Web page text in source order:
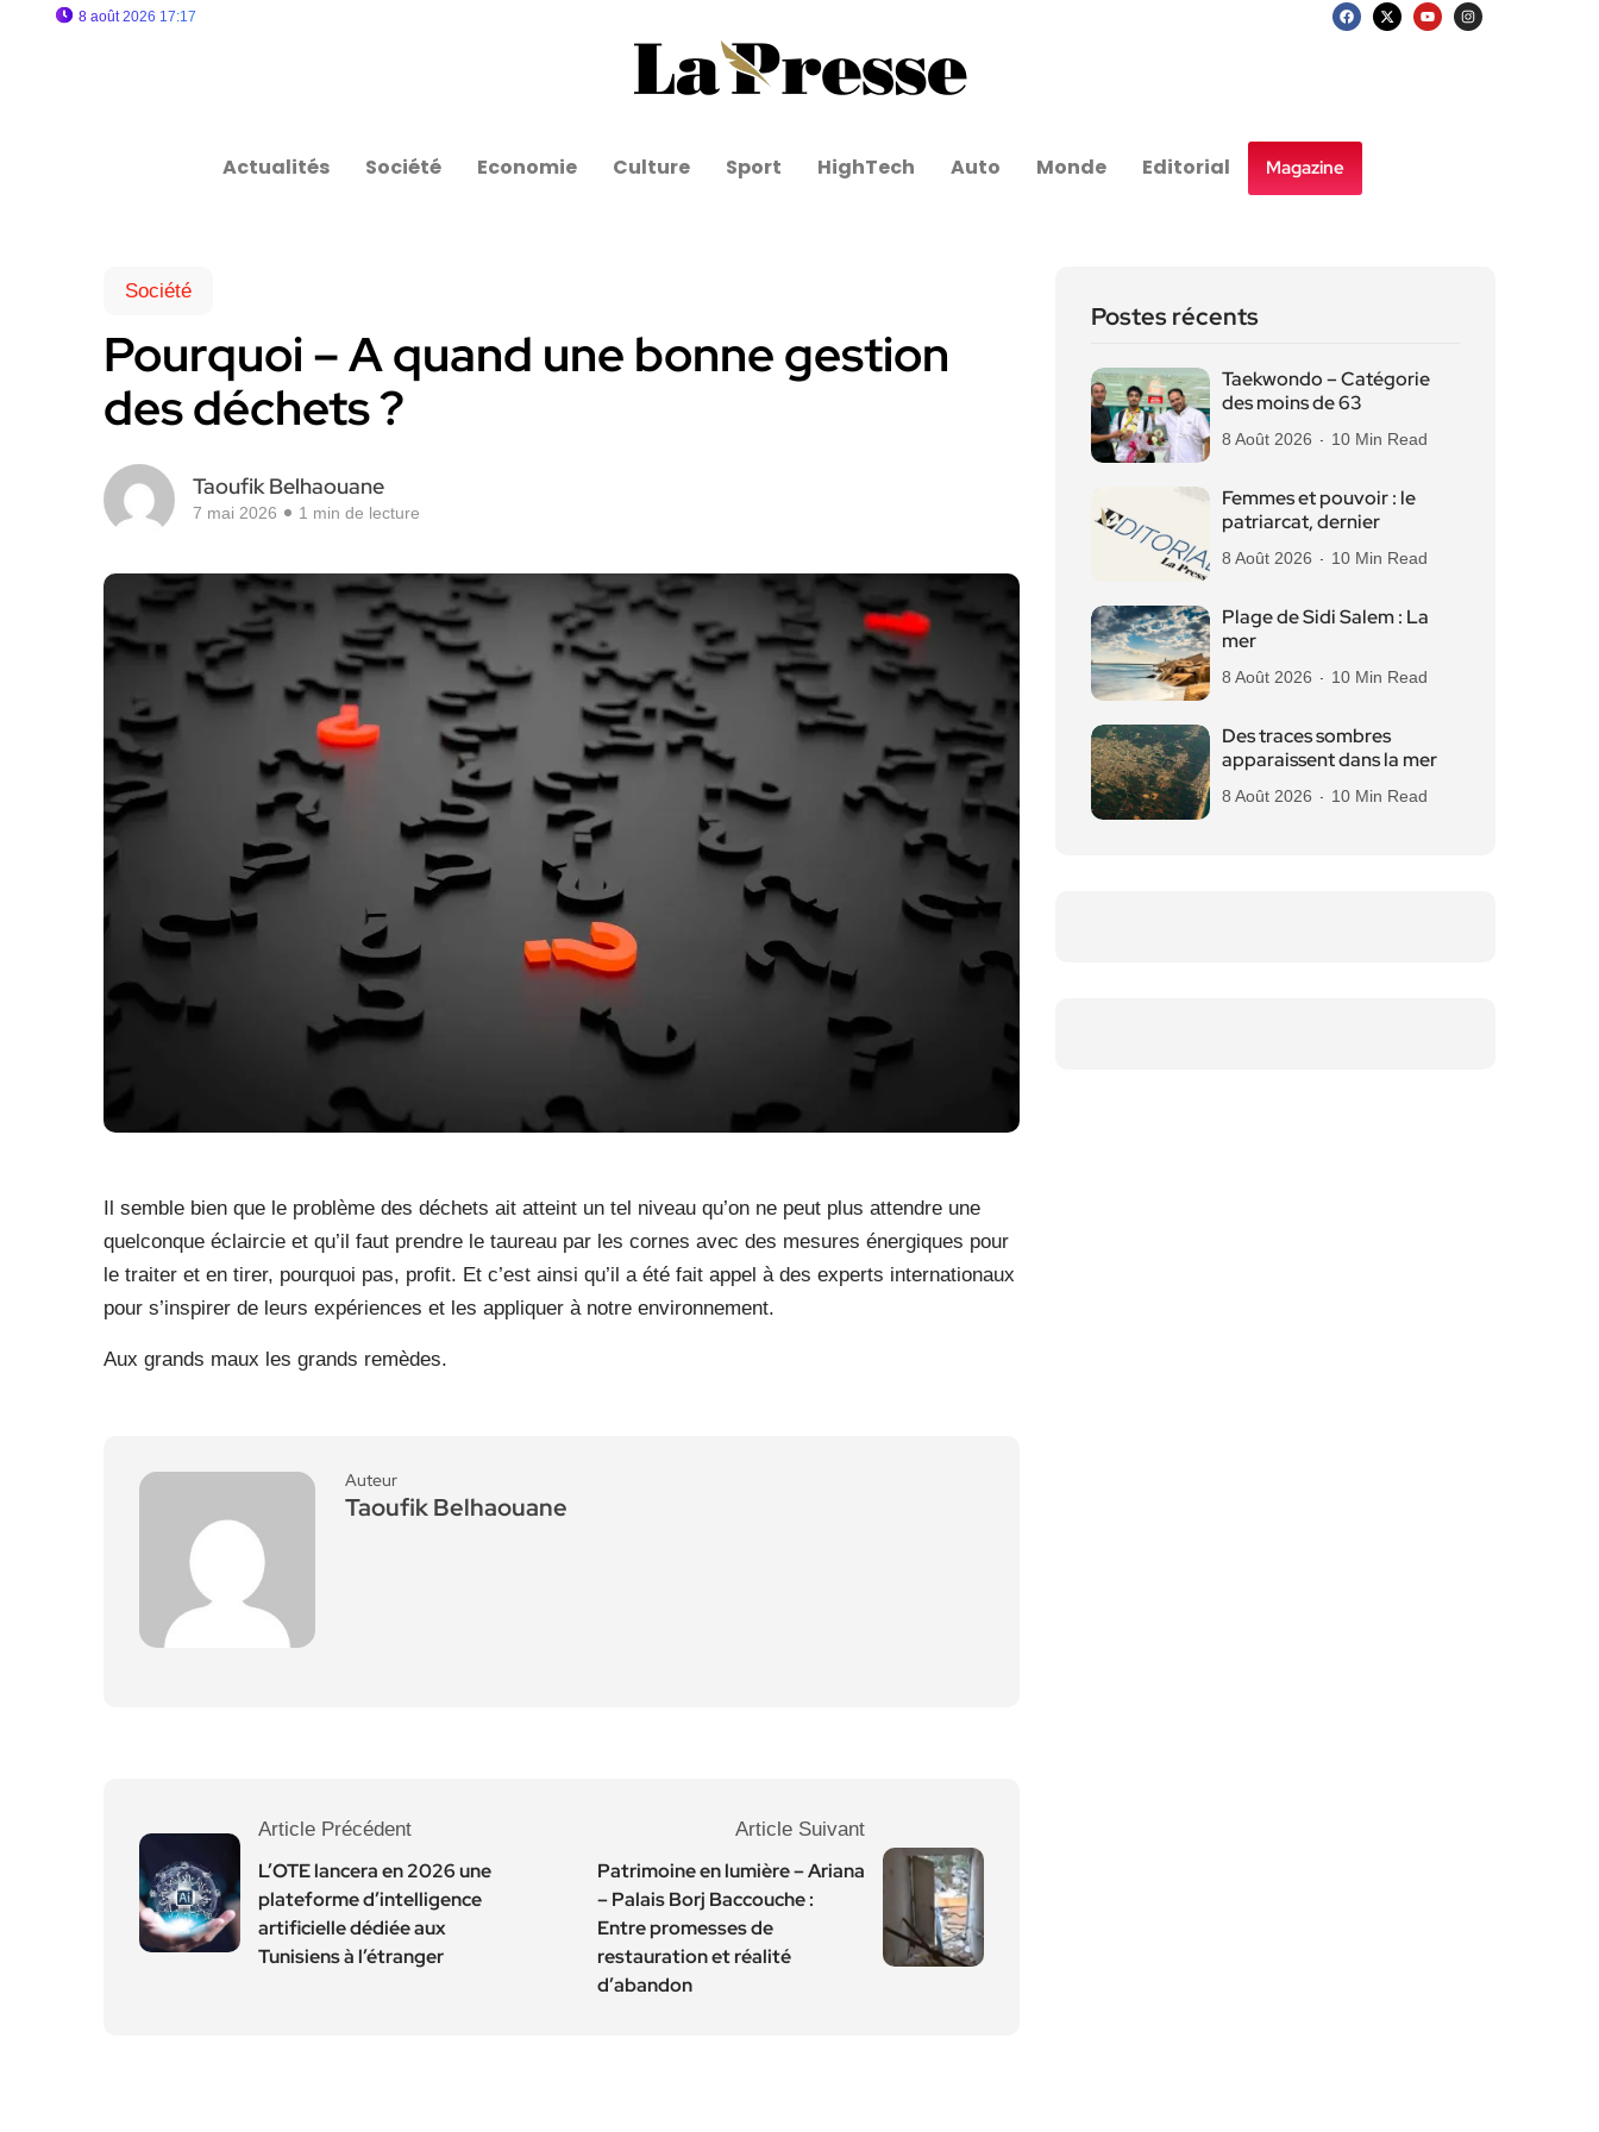
8 août 2026 17:17
Actualités Société Economie Culture Sport HighTech Auto Monde Editorial Magazine
Société
Pourquoi – A quand une bonne gestion
des déchets ?
Taoufik Belhaouane
7 mai 2026 1 min de lecture
Il semble bien que le problème des déchets ait atteint un tel niveau qu’on ne peut plus attendre une
quelconque éclaircie et qu’il faut prendre le taureau par les cornes avec des mesures énergiques pour
le traiter et en tirer, pourquoi pas, profit. Et c’est ainsi qu’il a été fait appel à des experts internationaux
pour s’inspirer de leurs expériences et les appliquer à notre environnement.
Aux grands maux les grands remèdes.
Auteur
Taoufik Belhaouane
Article Précédent
L’OTE lancera en 2026 une
plateforme d’intelligence
artificielle dédiée aux
Tunisiens à l’étranger
Article Suivant
Patrimoine en lumière – Ariana
– Palais Borj Baccouche :
Entre promesses de
restauration et réalité
d’abandon
Postes récents
Taekwondo – Catégorie
des moins de 63
8 Août 2026 10 Min Read
Femmes et pouvoir : le
patriarcat, dernier
8 Août 2026 10 Min Read
Plage de Sidi Salem : La
mer
8 Août 2026 10 Min Read
Des traces sombres
apparaissent dans la mer
8 Août 2026 10 Min Read